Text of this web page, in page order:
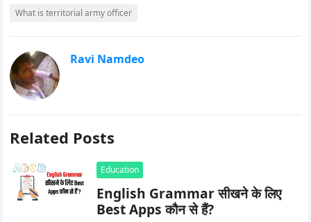
What is territorial army officer
Ravi Namdeo
Related Posts
Education
English Grammar सीखने के लिए
Best Apps कौन से हैं?